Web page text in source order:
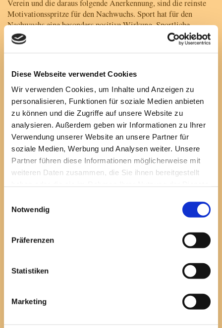
Diese Webseite verwendet Cookies
Wir verwenden Cookies, um Inhalte und Anzeigen zu
personalisieren, Funktionen für soziale Medien anbieten
zu können und die Zugriffe auf unsere Website zu
analysieren. Außerdem geben wir Informationen zu Ihrer
Verwendung unserer Website an unsere Partner für
soziale Medien, Werbung und Analysen weiter. Unsere
Partner führen diese Informationen möglicherweise mit
weiteren Daten zusammen, die Sie ihnen bereitgestellt
Notwendig
Präferenzen
Statistiken
Marketing
Verein und die daraus folgende Anerkennung, sind die reinste
Motivationsspritze für den Nachwuchs. Sport hat für den
Nachwuchs eine besonders positive Wirkung. Sportliche
Erfolge, die durch die eigenen Bemühungen und Ehrgeiz
erreicht werden, motivieren und machen glücklich. Die Kinder
späteren Berufsleben bestehen zu können.